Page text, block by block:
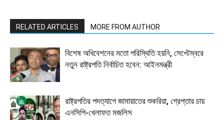
RELATED ARTICLES MORE FROM AUTHOR
বিশেষ অধিবেশনের মতো পরিস্থিতি হয়নি, সেপ্টেম্বরে
নতুন রাষ্ট্রপতি নির্বাচিত হবেন: আইনমন্ত্রী
রাষ্ট্রপতির পদত্যাগে জামায়াতের শুকরিয়া, গ্রেপ্তার চায়
এনসিপি-খেলাফত মজলিস